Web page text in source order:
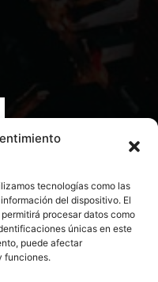
tecnologías como las
del dispositivo. El
procesar datos como
únicas en este
puede afectar
funciones.Culturamanía